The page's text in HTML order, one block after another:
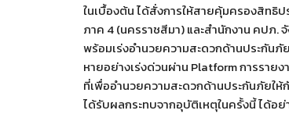
ในเบื้องต้น ได้สั่งการให้สายคุ้มครองสิทธิ
ภาค 4 (นครราชสีมา) และสำนักงาน คปภ.
พร้อมเร่งอำนวยความสะดวกด้านประกัน
หายอย่างเร่งด่วนผ่าน Platform การรา
ที่เพื่ออำนวยความสะดวกด้านประกันภัยใ
ได้รับผลกระทบจากอุบัติเหตุในครั้งนี้ ได้อ